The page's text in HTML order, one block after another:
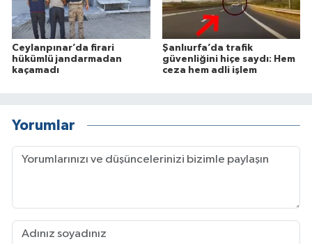
Ceylanpınar’da firari
hükümlü jandarmadan
kaçamadı
Şanlıurfa’da trafik
güvenliğini hiçe saydı: Hem
ceza hem adli işlem
Yorumlar